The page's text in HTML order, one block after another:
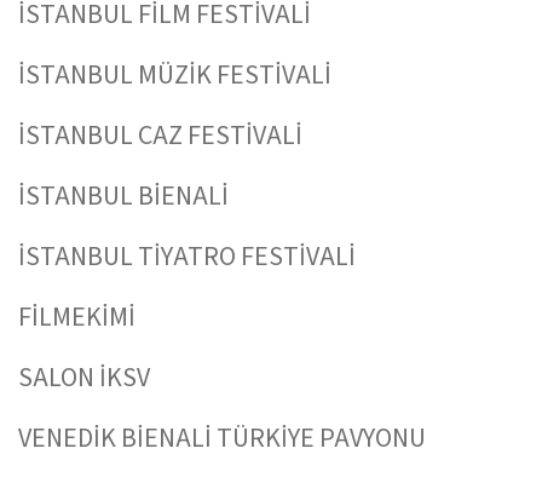
İSTANBUL FİLM FESTİVALİ
İSTANBUL MÜZİK FESTİVALİ
İSTANBUL CAZ FESTİVALİ
İSTANBUL BİENALİ
İSTANBUL TİYATRO FESTİVALİ
FİLMEKİMİ
SALON İKSV
VENEDİK BİENALİ TÜRKİYE PAVYONU